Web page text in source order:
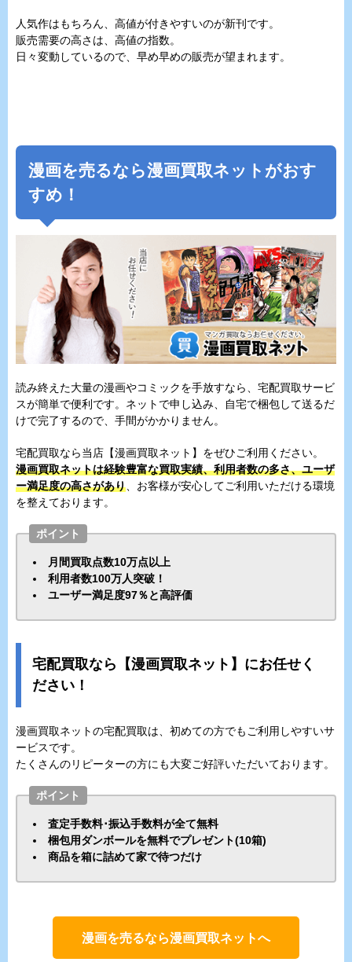
人気作はもちろん、高値が付きやすいのが新刊です。
販売需要の高さは、高値の指数。
日々変動しているので、早め早めの販売が望まれます。
漫画を売るなら漫画買取ネットがおす
すめ！
読み終えた大量の漫画やコミックを手放すなら、宅配買取サービ
スが簡単で便利です。ネットで申し込み、自宅で梱包して送るだ
けで完了するので、手間がかかりません。
宅配買取なら当店【漫画買取ネット】をぜひご利用ください。
漫画買取ネットは経験豊富な買取実績、利用者数の多さ、ユーザ
ー満足度の高さがあり 、お客様が安心してご利用いただける環境
を整えております。
ポイント
月間買取点数10万点以上
利用者数100万人突破！
ユーザー満足度97％と高評価
宅配買取なら【漫画買取ネット】にお任せく
ださい！
漫画買取ネットの宅配買取は、初めての方でもご利用しやすいサ
ービスです。
たくさんのリピーターの方にも大変ご好評いただいております。
ポイント
査定手数料･振込手数料が全て無料
梱包用ダンボールを無料でプレゼント(10箱)
商品を箱に詰めて家で待つだけ
漫画を売るなら漫画買取ネットへ